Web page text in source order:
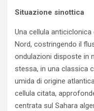
Situazione sinottica
Una cellula
Nord, costringendo il
ondulazioni disposte in
stessa, in una classica
umida di origine
cellula citata,
centrata sul Sahara